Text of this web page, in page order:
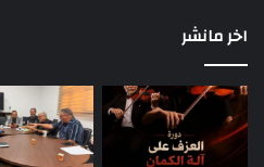
اخر مانشر